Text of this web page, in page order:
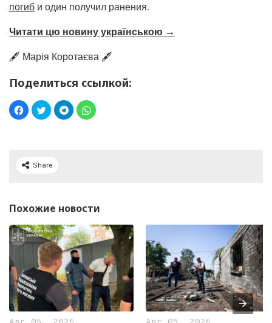
погиб и один получил ранения.
Читати цю новину українською →
🖋️ Марія Коротаєва 🖋️
Поделиться ссылкой:
Share
Похожие новости